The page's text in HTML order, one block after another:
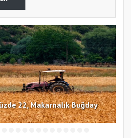
22, Makarnalık Buğday